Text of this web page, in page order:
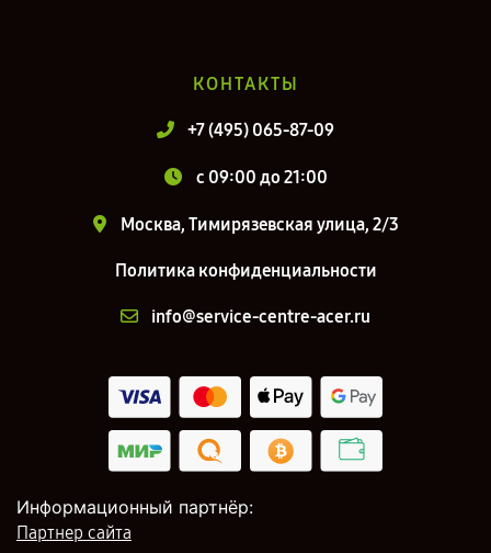
КОНТАКТЫ
+7 (495) 065-87-09
c 09:00 до 21:00
Москва, Тимирязевская улица, 2/3
Политика конфиденциальности
info@service-centre-acer.ru
Информационный партнёр:
Партнер сайта